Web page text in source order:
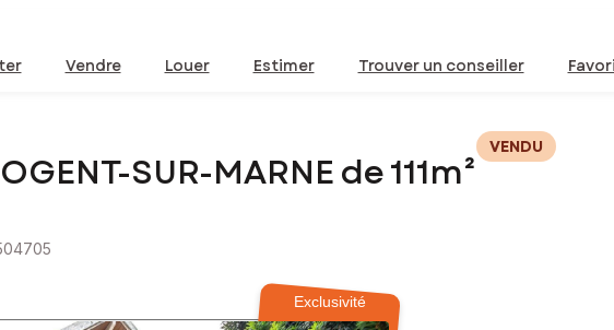
Vendre Louer Estimer Trouver un conseiller
SUR-MARNE de 111m²
VENDU
Exclusivité